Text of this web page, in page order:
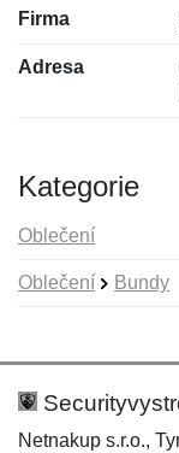
Firma
Adresa
Kategorie
Oblečení
Oblečení Bundy
Hodnocení:
Jméno:
Netnakup s.r.o.,